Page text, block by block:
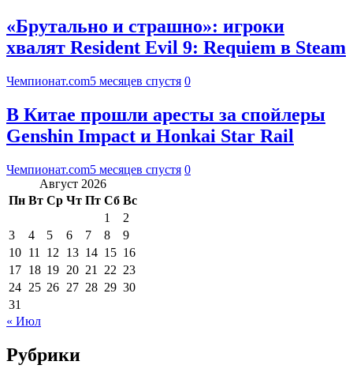
«Брутально и страшно»: игроки
хвалят Resident Evil 9: Requiem в Steam
Чемпионат.com5 месяцев спустя 0
В Китае прошли аресты за спойлеры
Genshin Impact и Honkai Star Rail
Чемпионат.com5 месяцев спустя 0
Август 2026
Пн Вт Ср Чт Пт Сб Вс
1
2
3
4 5 6 7 8
9
10 11 12 13 14 15 16
17 18 19 20 21 22 23
24 25 26 27 28 29 30
31
« Июл
Рубрики